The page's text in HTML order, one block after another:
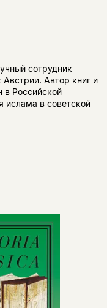
сотрудник
Автор книг и
в Российской
ислама в советской